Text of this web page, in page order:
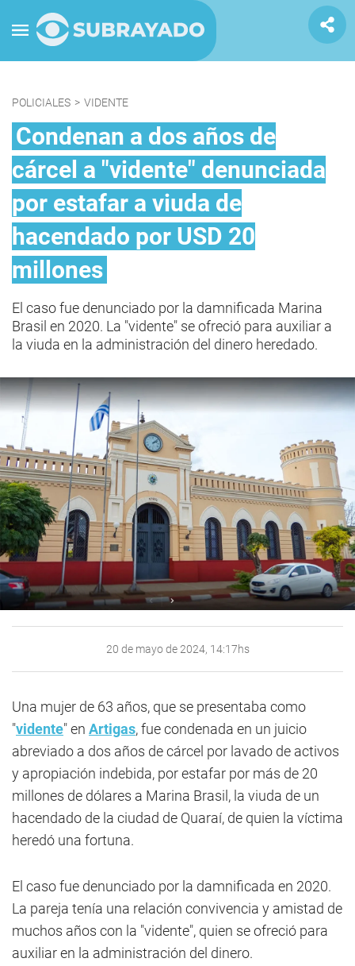
POLICIALES > VIDENTE
Condenan a dos años de
cárcel a "vidente" denunciada
por estafar a viuda de
hacendado por USD 20
millones
El caso fue denunciado por la damnificada Marina
Brasil en 2020. La "vidente" se ofreció para auxiliar a
la viuda en la administración del dinero heredado.
20 de mayo de 2024, 14:17hs
Una mujer de 63 años, que se presentaba como
"vidente" en Artigas, fue condenada en un juicio
abreviado a dos años de cárcel por lavado de activos
y apropiación indebida, por estafar por más de 20
millones de dólares a Marina Brasil, la viuda de un
hacendado de la ciudad de Quaraí, de quien la víctima
heredó una fortuna.
El caso fue denunciado por la damnificada en 2020.
La pareja tenía una relación convivencia y amistad de
muchos años con la "vidente", quien se ofreció para
auxiliar en la administración del dinero.